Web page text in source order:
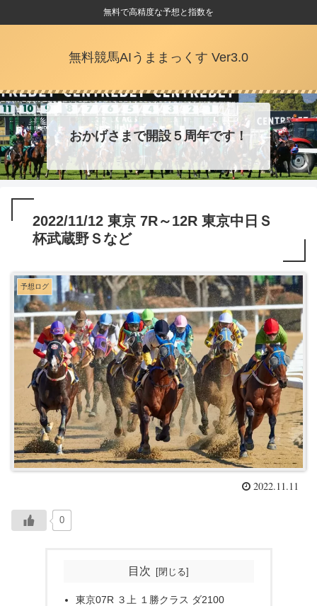
無料で高精度な予想と指数を
無料競馬AIうままっくす Ver3.0
おかげさまで開設５周年です！
2022/11/12 東京 7R～12R 東京中日Ｓ
杯武蔵野Ｓなど
予想ログ
2022.11.11
0
目次
東京07R ３上 １勝クラス ダ2100